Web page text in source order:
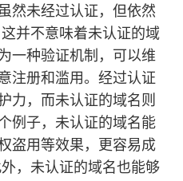
然未经过认证，但依然
并不意味着未认证的域
一种验证机制，可以维
注册和滥用。经过认证
力，而未认证的域名则
例子，未认证的域名能
盗用等效果，更容易成
，未认证的域名也能够